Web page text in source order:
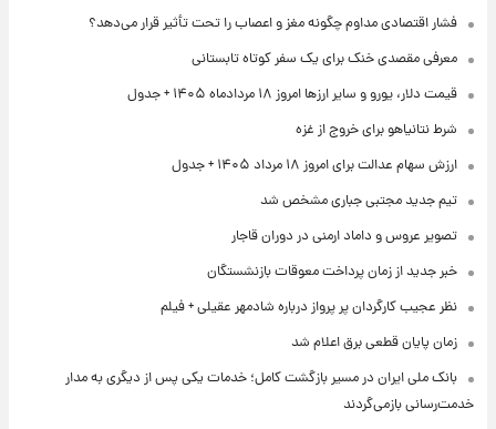
فشار اقتصادی مداوم چگونه مغز و اعصاب را تحت تأثیر قرار می‌دهد؟
معرفی مقصدی خنک برای یک سفر کوتاه تابستانی
قیمت دلار، یورو و سایر ارزها امروز ۱۸ مردادماه ۱۴۰۵ + جدول
شرط نتانیاهو برای خروج از غزه
ارزش سهام عدالت برای امروز ۱۸ مرداد ۱۴۰۵ + جدول
تیم جدید مجتبی جباری مشخص شد
تصویر عروس و داماد ارمنی در دوران قاجار
خبر جدید از زمان پرداخت معوقات بازنشستگان
نظر عجیب کارگردان پر پرواز درباره شادمهر عقیلی + فیلم
زمان پایان قطعی برق اعلام شد
بانک ملی ایران در مسیر بازگشت کامل؛ خدمات یکی پس از دیگری به مدار
خدمت‌رسانی بازمی‌گردند